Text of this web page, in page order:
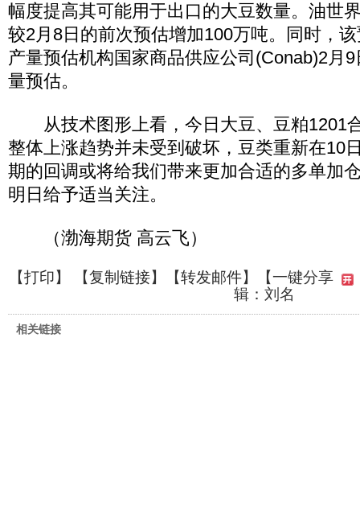
幅度提高其可能用于出口的大豆数量。油世
较2月8日的前次预估增加100万吨。同时，
产量预估机构国家商品供应公司(Conab)2月
量预估。
从技术图形上看，今日大豆、豆粕1201
整体上涨趋势并未受到破坏，豆类重新在10
期的回调或将给我们带来更加合适的多单加
明日给予适当关注。
（渤海期货 高云飞）
【打印】 【复制链接】【转发邮件】
【一键分享
辑：刘名
相关链接